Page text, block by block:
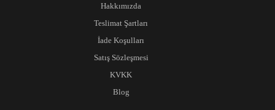
Hakkımızda
Teslimat Şartları
İade Koşulları
Satış Sözleşmesi
KVKK
Blog